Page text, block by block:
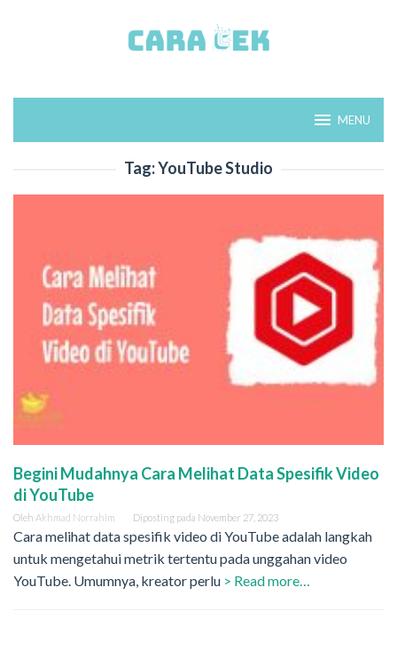
MENU
Tag:YouTube Studio
Begini Mudahnya Cara Melihat Data Spesifik Video
di YouTube
Oleh Akhmad Norrahim Diposting pada November 27, 2023
Cara melihat data spesifik video di YouTube adalah langkah
untuk mengetahui metrik tertentu pada unggahan video
YouTube. Umumnya, kreator perlu > Read more…